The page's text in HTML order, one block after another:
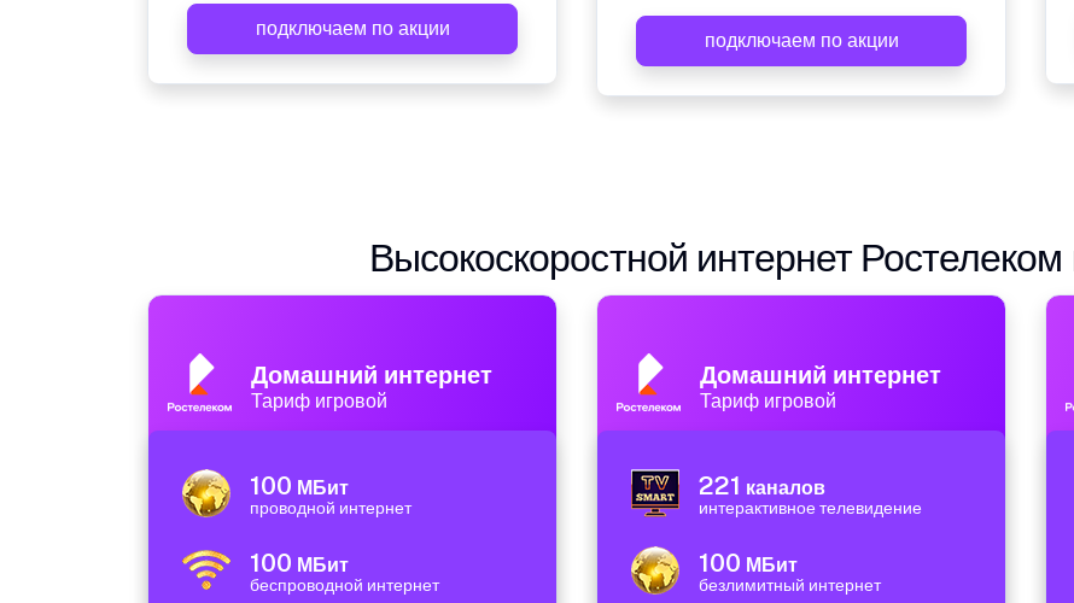
подключаем по акции
подключаем по акции
Высокоскоростной интернет Ростелеком
Домашний интернет
Тариф игровой
100 МБит
проводной интернет
100 МБит
беспроводной интернет
Домашний интернет
Тариф игровой
221 каналов
интерактивное телевидение
100 МБит
безлимитный интернет